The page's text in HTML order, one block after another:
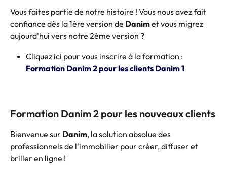
Vous faites partie de notre histoire ! Vous nous avez fait
confiance dès la 1ère version de Danim et vous migrez
aujourd'hui vers notre 2ème version ?
Cliquez ici pour vous inscrire à la formation :
Formation Danim 2 pour les clients Danim 1
Formation Danim 2 pour les nouveaux clients
Bienvenue sur Danim, la solution absolue des
professionnels de l'immobilier pour créer, diffuser et
briller en ligne !